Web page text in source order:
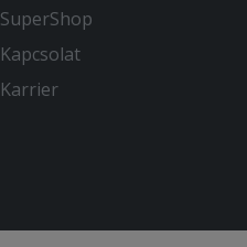
SuperShop
Kapcsolat
Karrier